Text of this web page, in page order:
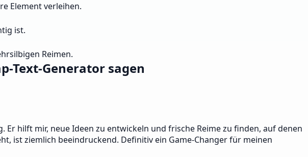
Element verleihen.
ist.
Reimen.
Text-Generator sagen
hilft mir, neue Ideen zu entwickeln und frische Reime zu finden, auf denen
ist ziemlich beeindruckend. Definitiv ein Game-Changer für meinen